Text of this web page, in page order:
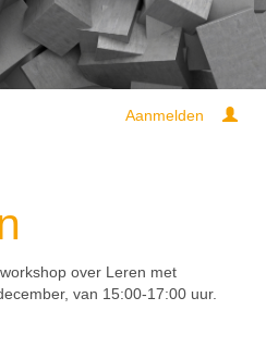
Aanmelden
over Leren met
van 15:00-17:00 uur.